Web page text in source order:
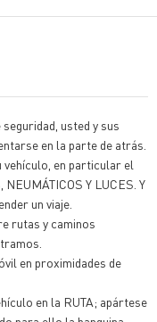
usted y sus
en la parte de atrás.
vehículo, en particular el
Y LUCES. Y
un viaje.
rutas y caminos
en proximidades de
en la RUTA; apártese